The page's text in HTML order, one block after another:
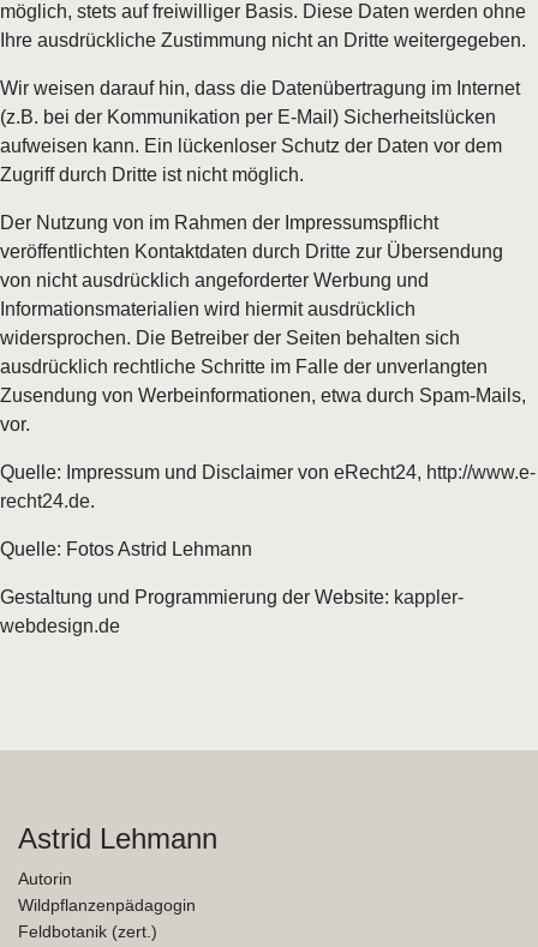
möglich, stets auf freiwilliger Basis. Diese Daten werden ohne
Ihre ausdrückliche Zustimmung nicht an Dritte weitergegeben.
Wir weisen darauf hin, dass die Datenübertragung im Internet
(z.B. bei der Kommunikation per E-Mail) Sicherheitslücken
aufweisen kann. Ein lückenloser Schutz der Daten vor dem
Zugriff durch Dritte ist nicht möglich.
Der Nutzung von im Rahmen der Impressumspflicht
veröffentlichten Kontaktdaten durch Dritte zur Übersendung
von nicht ausdrücklich angeforderter Werbung und
Informationsmaterialien wird hiermit ausdrücklich
widersprochen. Die Betreiber der Seiten behalten sich
ausdrücklich rechtliche Schritte im Falle der unverlangten
Zusendung von Werbeinformationen, etwa durch Spam-Mails,
vor.
Quelle: Impressum und Disclaimer von eRecht24, http://www.e-
recht24.de.
Quelle: Fotos Astrid Lehmann
Gestaltung und Programmierung der Website: kappler-
webdesign.de
Astrid Lehmann
Autorin
Wildpflanzenpädagogin
Feldbotanik (zert.)